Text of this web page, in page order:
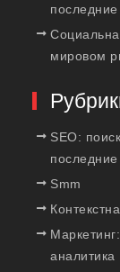
мировом
SEO:
Smm
аналитика